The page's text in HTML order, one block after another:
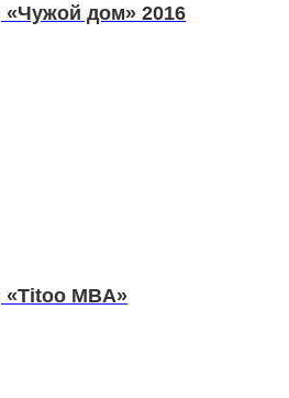
«Чужой дом» 2016
«Titoo MBA»